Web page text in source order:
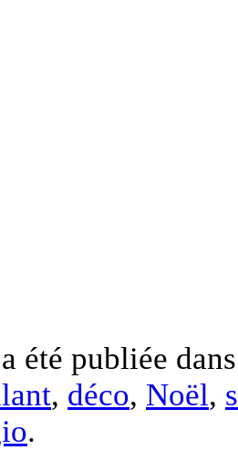
été publiée
, déco, Noël,
.